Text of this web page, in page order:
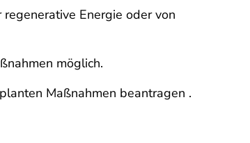
Energie oder von
möglich.
Maßnahmen beantragen .